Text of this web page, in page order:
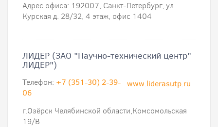
Адрес офиса: 192007, Санкт-Петербург, ул.
Курская д. 28/32, 4 этаж, офис 1404
ЛИДЕР (ЗАО "Научно-технический центр"
ЛИДЕР")
www.liderasutp.ru
Телефон: +7 (351-30) 2-39-
06
г.Озёрск Челябинской области,Комсомольская
19/В